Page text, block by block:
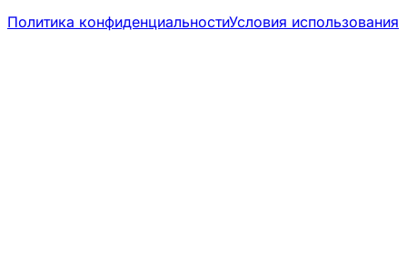
Политика конфиденциальностиУсловия использования